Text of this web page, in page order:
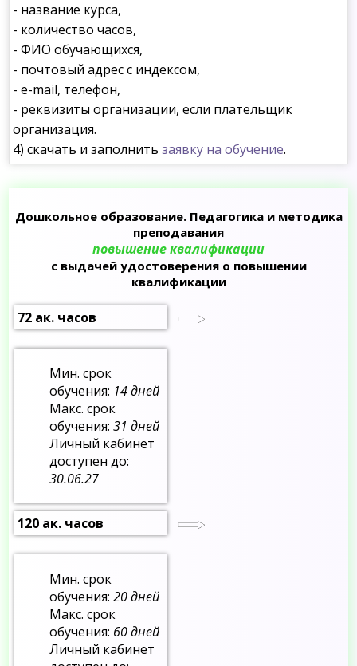
- название курса,
- количество часов,
- ФИО обучающихся,
- почтовый адрес с индексом,
- e-mail, телефон,
- реквизиты организации, если плательщик
организация.
4) скачать и заполнитьзаявку на обучение.
Дошкольное образование. Педагогика и методика
преподавания
повышение квалификации
с выдачей удостоверения о повышении
квалификации
72 ак. часов
Мин. срок
обучения: 14 дней
Макс. срок
обучения:31 дней
Личный кабинет
доступен до:
30.06.27
120 ак. часов
Мин. срок
обучения:20 дней
Макс. срок
обучения: 60 дней
Личный кабинет